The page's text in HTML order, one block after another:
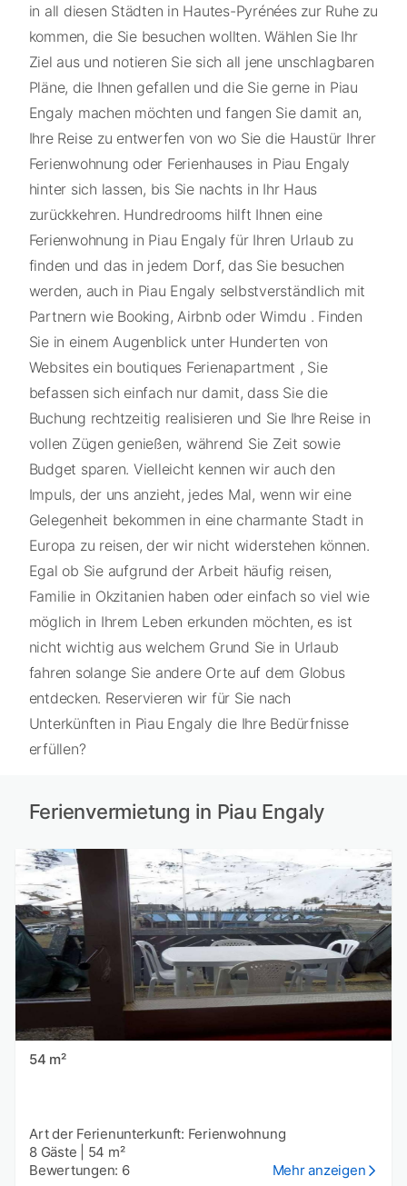
in all diesen Städten in Hautes-Pyrénées zur Ruhe zu
kommen, die Sie besuchen wollten. Wählen Sie Ihr
Ziel aus und notieren Sie sich all jene unschlagbaren
Pläne, die Ihnen gefallen und die Sie gerne in Piau
Engaly machen möchten und fangen Sie damit an,
Ihre Reise zu entwerfen von wo Sie die Haustür Ihrer
Ferienwohnung oder Ferienhauses in Piau Engaly
hinter sich lassen, bis Sie nachts in Ihr Haus
zurückkehren. Hundredrooms hilft Ihnen eine
Ferienwohnung in Piau Engaly für Ihren Urlaub zu
finden und das in jedem Dorf, das Sie besuchen
werden, auch in Piau Engaly selbstverständlich mit
Partnern wie Booking, Airbnb oder Wimdu . Finden
Sie in einem Augenblick unter Hunderten von
Websites ein boutiques Ferienapartment , Sie
befassen sich einfach nur damit, dass Sie die
Buchung rechtzeitig realisieren und Sie Ihre Reise in
vollen Zügen genießen, während Sie Zeit sowie
Budget sparen. Vielleicht kennen wir auch den
Impuls, der uns anzieht, jedes Mal, wenn wir eine
Gelegenheit bekommen in eine charmante Stadt in
Europa zu reisen, der wir nicht widerstehen können.
Egal ob Sie aufgrund der Arbeit häufig reisen,
Familie in Okzitanien haben oder einfach so viel wie
möglich in Ihrem Leben erkunden möchten, es ist
nicht wichtig aus welchem Grund Sie in Urlaub
fahren solange Sie andere Orte auf dem Globus
entdecken. Reservieren wir für Sie nach
Unterkünften in Piau Engaly die Ihre Bedürfnisse
erfüllen?
Ferienvermietung in Piau Engaly
54 m²
Art der Ferienunterkunft: Ferienwohnung
8 Gäste
54 m²
Bewertungen: 6
Mehr anzeigen